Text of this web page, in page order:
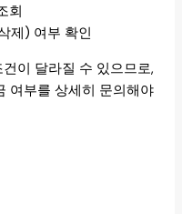
회
제) 여부 확인
이 달라질 수 있으므로,
여부를 상세히 문의해야